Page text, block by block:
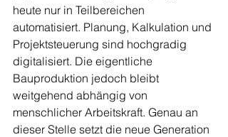
heute nur in Teilbereichen
automatisiert. Planung, Kalkulation und
Projektsteuerung sind hochgradig
digitalisiert. Die eigentliche
Bauproduktion jedoch bleibt
weitgehend abhängig von
menschlicher Arbeitskraft. Genau an
dieser Stelle setzt die neue Generation